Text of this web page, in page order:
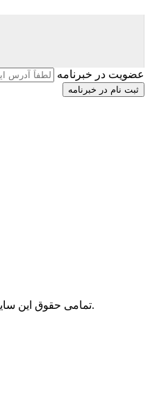
عضویت در خبرنامه
تمامی حقوق این سایت متعلق به نیک بدمینتون می باشد.